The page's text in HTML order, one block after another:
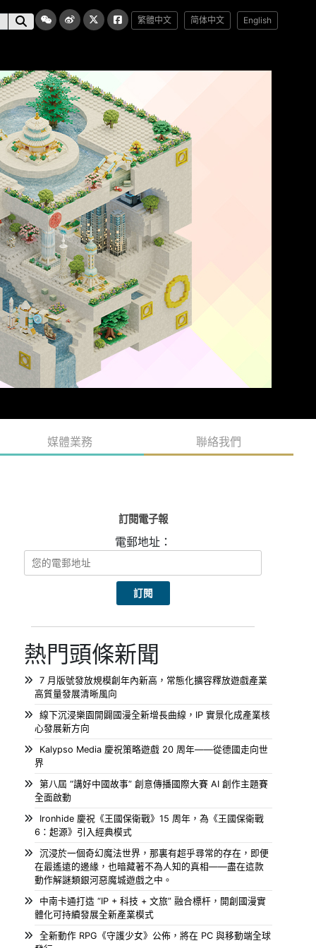
繁體中文 简体中文 English
媒體業務 聯絡我們
訂閱電子報
電郵地址：
熱門頭條新聞
7 月版號發放規模創年內新高，常態化擴容釋放遊戲產業
高質量發展清晰風向
線下沉浸樂園開闢國漫全新增長曲線，IP 實景化成產業核
心發展新方向
Kalypso Media 慶祝策略遊戲 20 周年——從德國走向世
界
第八屆 “講好中國故事” 創意傳播國際大賽 AI 創作主題賽
全面啟動
Ironhide 慶祝《王國保衛戰》15 周年，為《王國保衛戰
6：起源》引入經典模式
沉浸於一個奇幻魔法世界，那裏有超乎尋常的存在，即便
在最遙遠的邊緣，也暗藏著不為人知的真相——盡在這款
動作解謎類銀河惡魔城遊戲之中。
中南卡通打造 “IP + 科技 + 文旅” 融合標杆，開創國漫實
體化可持續發展全新產業模式
全新動作 RPG《守護少女》公佈，將在 PC 與移動端全球